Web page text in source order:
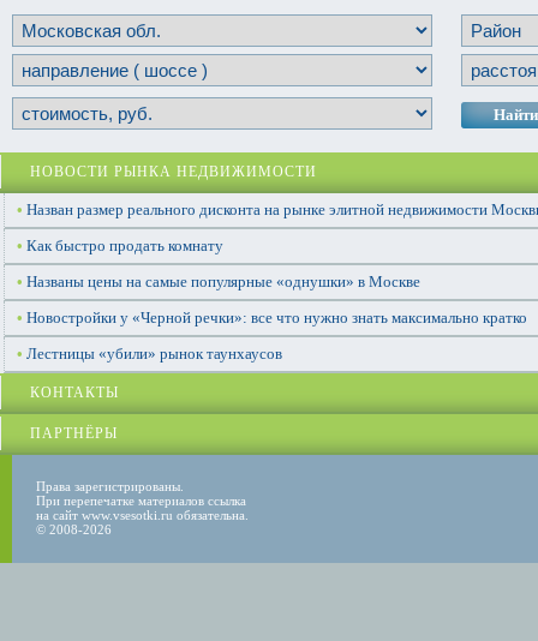
Найти
НОВОСТИ РЫНКА НЕДВИЖИМОСТИ
• Назван размер реального дисконта на рынке элитной недвижимости
• Как быстро продать комнату
• Названы цены на самые популярные «однушки» в Москве
• Новостройки у «Черной речки»: все что нужно знать максимально кратко
• Лестницы «убили» рынок таунхаусов
КОНТАКТЫ
ПАРТНЁРЫ
Права зарегистрированы.
При перепечатке материалов ссылка
на сайт www.vsesotki.ru обязательна.
© 2008-2026